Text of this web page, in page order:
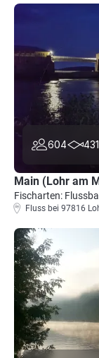
604 431
Main (Lohr am
Fischarten:
Fluss bei 97816